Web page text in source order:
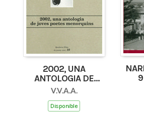
2002, UNA
ANTOLOGIA DE
JOVES POETES
V.V.A.A.
Disponible